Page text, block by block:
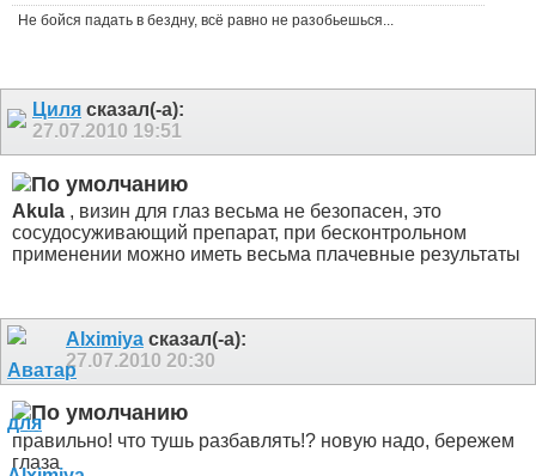
Не бойся падать в бездну, всё равно не разобьешься...
Циля сказал(-а):
27.07.2010 19:51
Akula , визин для глаз весьма не безопасен, это
сосудосуживающий препарат, при бесконтрольном
применении можно иметь весьма плачевные результаты
Alximiya сказал(-а):
27.07.2010 20:30
правильно! что тушь разбавлять!? новую надо, бережем
глаза